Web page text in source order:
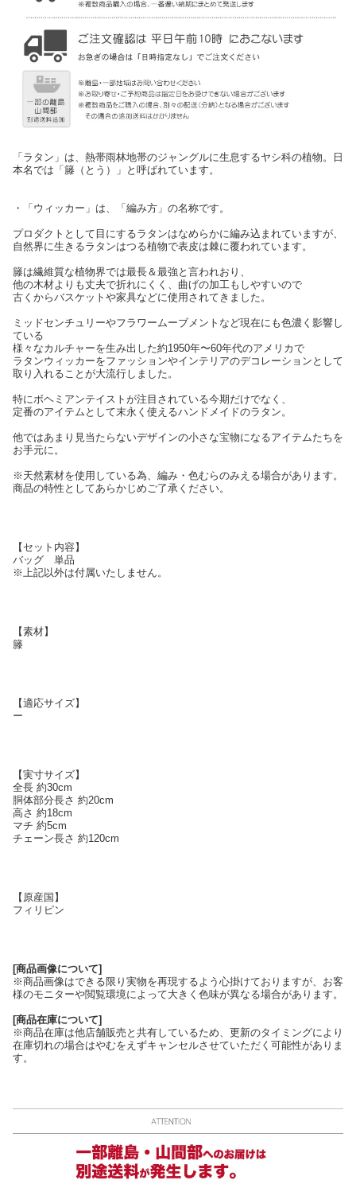
「ラタン」は、熱帯雨林地帯のジャングルに生息するヤシ科の植物。日
本名では「籐（とう）」と呼ばれています。
・「ウィッカー」は、「編み方」の名称です。
プロダクトとして目にするラタンはなめらかに編み込まれていますが、
自然界に生きるラタンはつる植物で表皮は棘に覆われています。
籐は繊維質な植物界では最長＆最強と言われおり、
他の木材よりも丈夫で折れにくく、曲げの加工もしやすいので
古くからバスケットや家具などに使用されてきました。
ミッドセンチュリーやフラワームーブメントなど現在にも色濃く影響し
ている
様々なカルチャーを生み出した約1950年〜60年代のアメリカで
ラタンウィッカーをファッションやインテリアのデコレーションとして
取り入れることが大流行しました。
特にボヘミアンテイストが注目されている今期だけでなく、
定番のアイテムとして末永く使えるハンドメイドのラタン。
他ではあまり見当たらないデザインの小さな宝物になるアイテムたちを
お手元に。
※天然素材を使用している為、編み・色むらのみえる場合があります。
商品の特性としてあらかじめご了承ください。
【セット内容】
バッグ 単品
※上記以外は付属いたしません。
【素材】
籐
【適応サイズ】
ー
【実寸サイズ】
全長 約30cm
胴体部分長さ 約20cm
高さ 約18cm
マチ 約5cm
チェーン長さ 約120cm
【原産国】
フィリピン
[商品画像について]
※商品画像はできる限り実物を再現するよう心掛けておりますが、お客
様のモニターや閲覧環境によって大きく色味が異なる場合があります。
[商品在庫について]
※商品在庫は他店舗販売と共有しているため、更新のタイミングにより
在庫切れの場合はやむをえずキャンセルさせていただく可能性がありま
す。